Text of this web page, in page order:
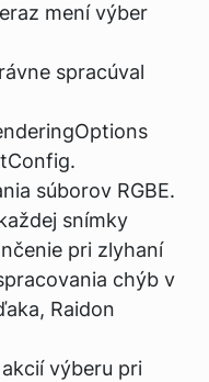
mení výber
spracúval
súborov RGBE.
snímky
pri zlyhaní
chýb v
Raidon
výberu pri